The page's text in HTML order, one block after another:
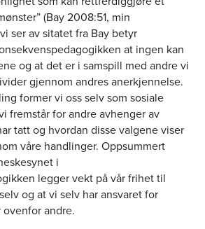
(Bay 2008:51, min
ser av sitatet fra Bay betyr
at ingen kan
og at det er i samspill med andre vi
gjennom andres anerkjennelse.
former vi oss selv som sosiale
fremstår for andre avhenger av
tatt og hvordan disse valgene viser
våre handlinger. Oppsummert
i
legger vekt på vår frihet til
og at vi selv har ansvaret for
andre.